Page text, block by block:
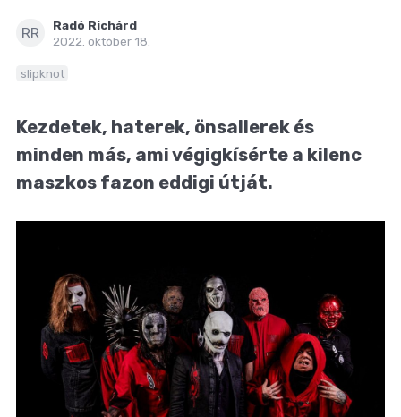
MÁSVILÁG
BLOG
RR
Radó Richárd
2022. október 18.
slipknot
Kezdetek, haterek, önsallerek és
minden más, ami végigkísérte a kilenc
maszkos fazon eddigi útját.